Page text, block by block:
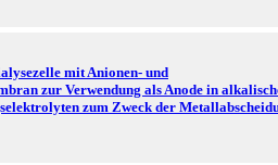
mit Anionen- und
zur Verwendung als Anode in
zum Zweck der